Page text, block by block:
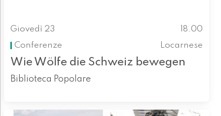
Giovedì 23
18.00
Conferenze
Locarnese
Wie Wölfe die Schweiz bewegen
Biblioteca Popolare